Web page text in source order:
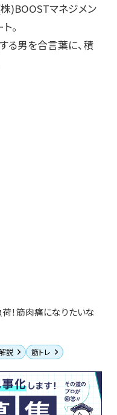
株)BOOSTマネジメン
。
る男を合言葉に、積
！筋肉痛になりたいな
説 筋トレ